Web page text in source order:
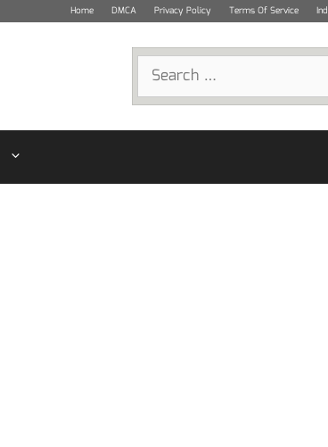
Home DMCA Privacy Policy Terms Of Service
Search
for: